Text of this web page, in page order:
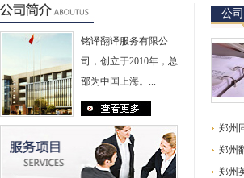
铭译翻译服务有限公
司，创立于2010年，总
部为中国上海。...
公
郑州
郑州
郑州